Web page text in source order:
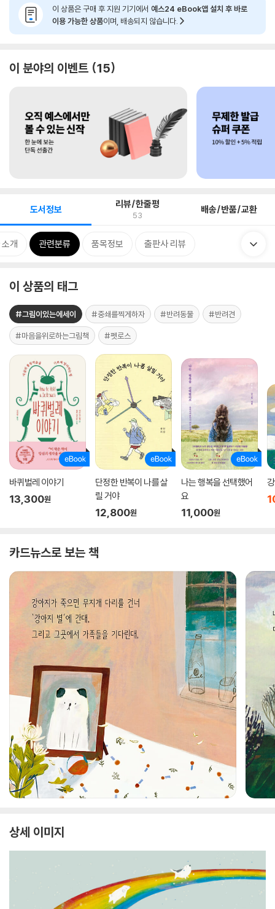
이 상품은 구매 후 지원 기기에서 예스24 eBook앱 설치 후 바로
이용 가능한 상품이며, 배송되지 않습니다.
이 분야의 이벤트 15
도서정보 리뷰/한줄평
53 배송/반품/교환
개 관련분류 품목정보 출판사 리뷰
이 상품의 태그
#그림이있는에세이 #중쇄를찍게하자 #반려동물 #반려견
#마음을위로하는그림책 #펫로스
바퀴벌레 이야기
13,300원
단정한 반복이 나를 살
릴 거야
12,800원
나는 행복을 선택했어
요
11,000원
카드뉴스로 보는 책
상세 이미지